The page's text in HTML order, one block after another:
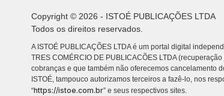
Copyright © 2026 - ISTOÉ PUBLICAÇÕES LTDA
Todos os direitos reservados.
A ISTOÉ PUBLICAÇÕES LTDA é um portal digital
TRES COMÉRCIO DE PUBLICACÕES LTDA
cobranças e que também não oferecemos cancelamento
ISTOÉ, tampouco autorizamos terceiros a fazê-lo, nos
“https://istoe.com.br” e seus respectivos sites.